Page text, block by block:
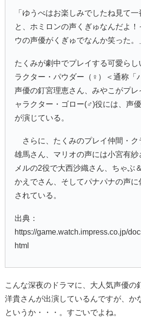
「ゆうべはお楽しみでしたね見て
と、ホミロンの声くぎゅなんだよ
ウの声優がくぎゅでなんか笑った。
たくみが劇中でプレイする可愛らし
ラクター・パウダー（♀）＜通称「
声優の釘宮理恵さん、みやこがプレ
ャラクター・ゴロー(♂)役には、声
が演じている。
さらに、たくみのプレイ仲間・ク
雄馬さん、マリオの声には小宮有紗
メルの2役で大西沙織さん、ちゃぶ
かえでさん、そしてパナパナの声に
されている。
出典：
https://game.watch.impress.co.jp/
html
こんな深夜のドラマに、大人気声優の
洋貴さんが出演しているんですが、か
というか・・・。すごいでよね。